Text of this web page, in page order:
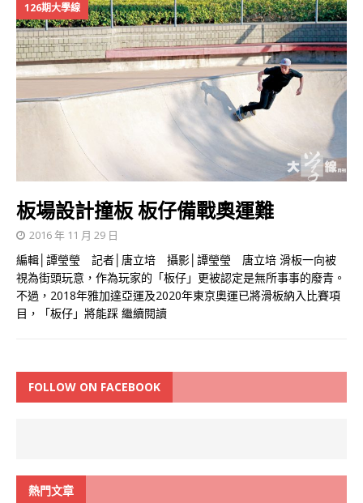
126期大學線
板場設計撞板 板仔備戰奧運難
2016 年 11 月 29 日
編輯│譚瑩瑩 記者│唐立培 攝影│譚瑩瑩 唐立培 滑板一向被
視為街頭玩意，作為玩家的「板仔」更被認定是無所事事的廢青。
不過，2018年雅加達亞運及2020年東京奧運已將滑板納入比賽項
目，「板仔」將能踩 繼續閱讀
FOLLOW ON FACEBOOK
熱門文章